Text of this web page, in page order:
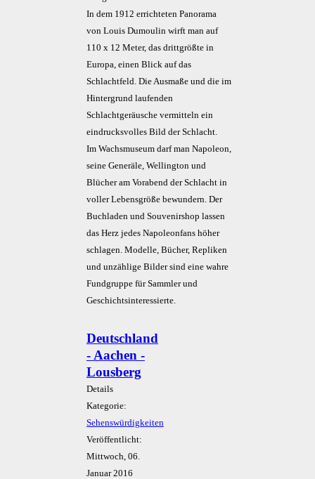
In dem 1912 errichteten Panorama
von Louis Dumoulin wirft man auf
110 x 12 Meter, das drittgrößte in
Europa, einen Blick auf das
Schlachtfeld. Die Ausmaße und die im
Hintergrund laufenden
Schlachtgeräusche vermitteln ein
eindrucksvolles Bild der Schlacht.
Im Wachsmuseum darf man Napoleon,
seine Generäle, Wellington und
Blücher am Vorabend der Schlacht in
voller Lebensgröße bewundern. Der
Buchladen und Souvenirshop lassen
das Herz jedes Napoleonfans höher
schlagen. Modelle, Bücher, Repliken
und unzählige Bilder sind eine wahre
Fundgruppe für Sammler und
Geschichtsinteressierte.
Deutschland
- Aachen -
Lousberg
Details
Kategorie:
Sehenswürdigkeiten
Veröffentlicht:
Mittwoch, 06.
Januar 2016